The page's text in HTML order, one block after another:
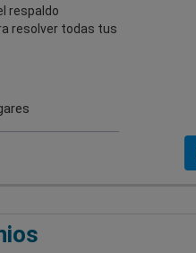
respaldo
resolver todas tus